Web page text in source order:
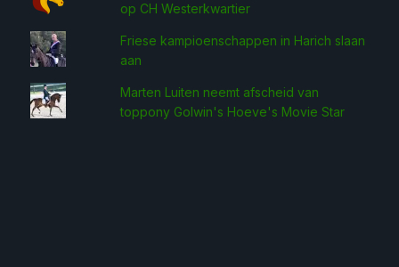
op CH Westerkwartier
Friese kampioenschappen in Harich slaan
aan
Marten Luiten neemt afscheid van
toppony Golwin's Hoeve's Movie Star